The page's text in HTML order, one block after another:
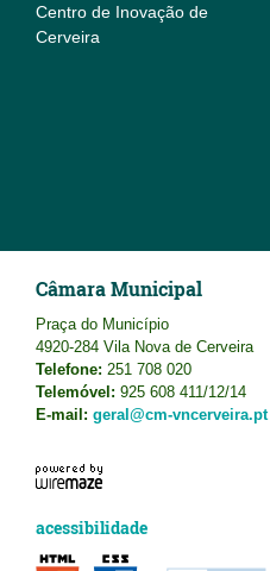
Centro de Inovação de
Cerveira
Câmara Municipal
Praça do Município
4920-284 Vila Nova de Cerveira
Telefone: 251 708 020
Telemóvel: 925 608 411/12/14
E-mail: geral@cm-vncerveira.pt
acessibilidade